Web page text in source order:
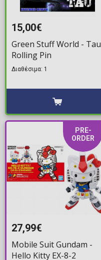
15,00€
Green Stuff World - Tau
Rolling Pin
Διαθέσιμα: 1
PRE-
ORDER
27,99€
Mobile Suit Gundam -
Hello Kitty EX-8-2